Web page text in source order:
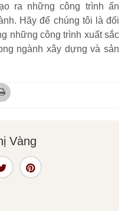
ra những công trình ấn
Hãy để chúng tôi là đối
những công trình xuất sắc
ngành xây dựng và sản
Vàng